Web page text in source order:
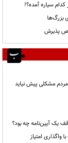
سیاره آمده؟!
بزرگ‌ها
پذیرش
مردم مشکلی پیش نیاید
یک آیین‌نامه چه بود؟
امتیاز